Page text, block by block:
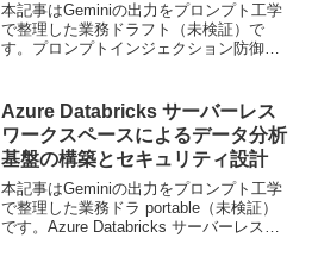
本記事はGeminiの出力をプロンプト工学
で整理した業務ドラフト（未検証）で
す。プロンプトインジェクション防御技
ジェクションは主要なセキュリティリス
クの一つとして認識されて...
Azure Databricks サーバーレス
ワークスペースによるデータ分析
基盤の構築とセキュリティ設計
本記事はGeminiの出力をプロンプト工学
で整理した業務ドラ portable（未検証）
です。Azure Databricks サーバーレスワ